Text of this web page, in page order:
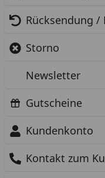
Rücksendung /
Storno
Newsletter
Gutscheine
Kundenkonto
Kontakt zum